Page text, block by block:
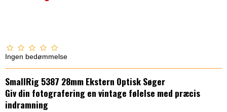
Ingen bedømmelse
SmallRig 5387 28mm Ekstern Optisk Søger
Giv din fotografering en vintage følelse med præcis
indramning